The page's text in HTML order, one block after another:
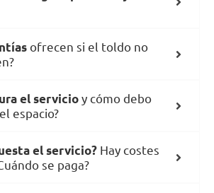
ofrecen si el toldo no
el servicioy cómo debo
espacio?
el servicio? Hay costes
se paga?